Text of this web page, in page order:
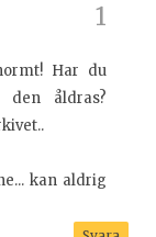
Har du
åldras?
kan aldrig